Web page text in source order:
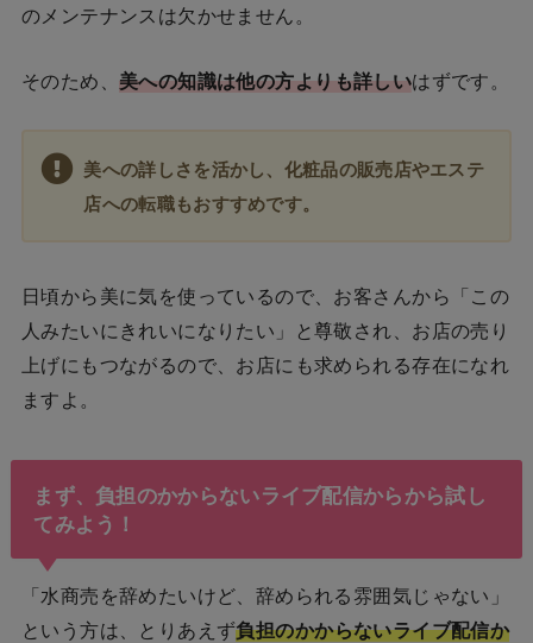
のメンテナンスは欠かせません。
そのため、 美への知識は他の方よりも詳しいはずです。
美への詳しさを活かし、化粧品の販売店やエステ
店への転職もおすすめです。
日頃から美に気を使っているので、お客さんから「この
人みたいにきれいになりたい」と尊敬され、お店の売り
上げにもつながるので、お店にも求められる存在になれ
ますよ。
まず、負担のかからないライブ配信からから試し
てみよう！
「水商売を辞めたいけど、辞められる雰囲気じゃない」
という方は、とりあえず負担のかからないライブ配信か